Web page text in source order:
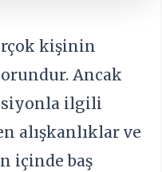
kişinin
Ancak
ilgili
alışkanlıklar ve
içinde baş